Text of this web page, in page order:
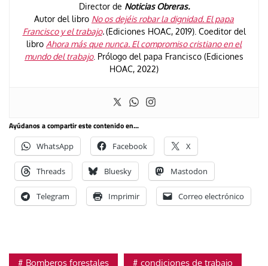
Director de Noticias Obreras.
Autor del libro No os dejéis robar la dignidad. El papa
Francisco y el trabajo.(Ediciones HOAC, 2019). Coeditor del
libro Ahora más que nunca. El compromiso cristiano en el
mundo del trabajo. Prólogo del papa Francisco (Ediciones
HOAC, 2022)
Ayúdanos a compartir este contenido en...
WhatsApp Facebook X
Threads Bluesky Mastodon
Telegram Imprimir Correo electrónico
Bomberos forestales condiciones de trabajo